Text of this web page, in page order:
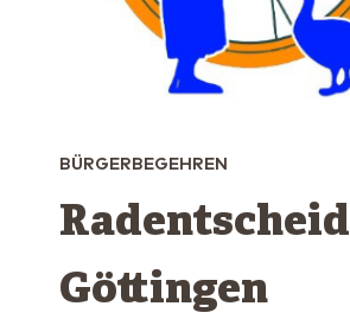
BÜRGERBEGEHREN
Radentscheid
Göttingen